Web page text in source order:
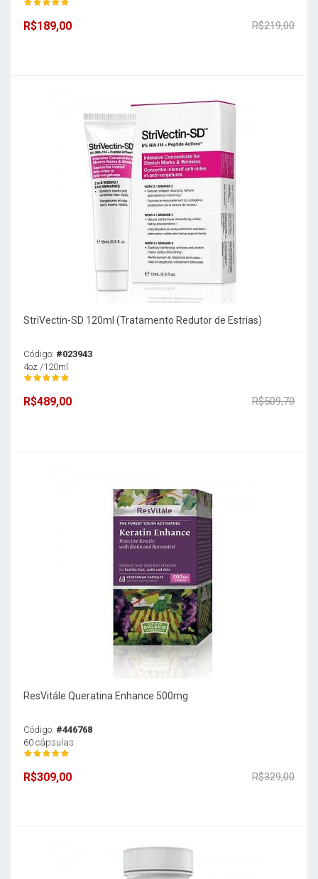
R$219,00
R$189,00
StriVectin-SD 120ml (Tratamento Redutor de Estrias)
Código: #023943
4oz /120ml
R$509,70
R$489,00
ResVitále Queratina Enhance 500mg
Código: #446768
60 cápsulas
R$329,00
R$309,00